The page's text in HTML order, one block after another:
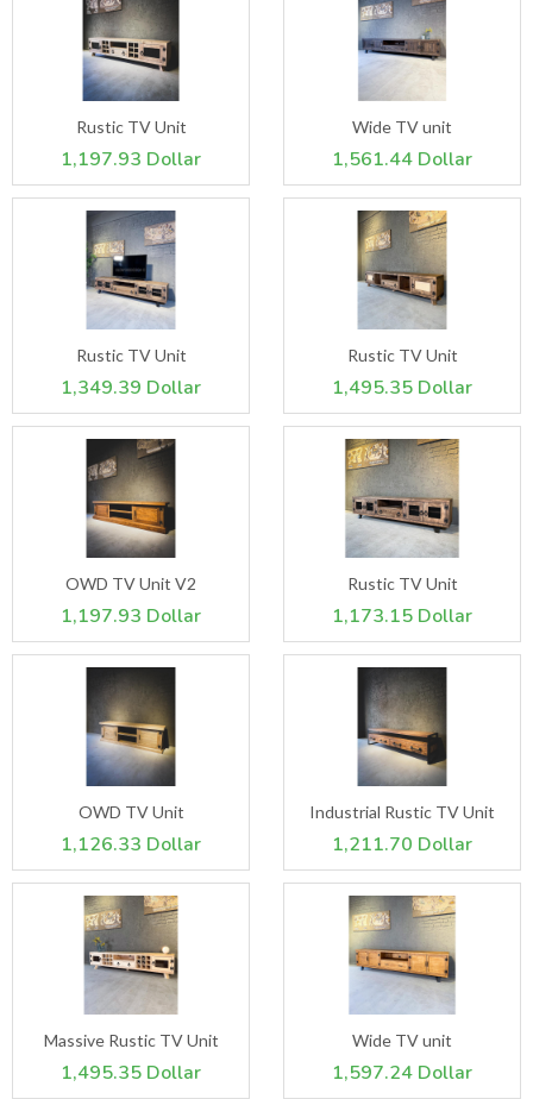
Rustic TV Unit
1,197.93 Dollar
Wide TV unit
1,561.44 Dollar
Rustic TV Unit
1,349.39 Dollar
Rustic TV Unit
1,495.35 Dollar
OWD TV Unit V2
1,197.93 Dollar
Rustic TV Unit
1,173.15 Dollar
OWD TV Unit
1,126.33 Dollar
Industrial Rustic TV Unit
1,211.70 Dollar
Massive Rustic TV Unit
1,495.35 Dollar
Wide TV unit
1,597.24 Dollar